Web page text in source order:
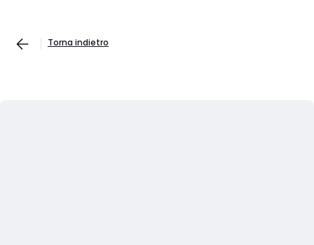
Torna indietro